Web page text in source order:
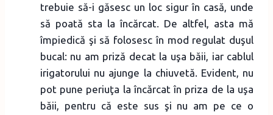
trebuie să-i găsesc un loc sigur în casă, unde
să poată sta la încărcat. De altfel, asta mă
împiedică şi să folosesc în mod regulat duşul
bucal: nu am priză decat la uşa băii, iar cablul
irigatorului nu ajunge la chiuvetă. Evident, nu
pot pune periuţa la încărcat în priza de la uşa
băii, pentru că este sus şi nu am pe ce o